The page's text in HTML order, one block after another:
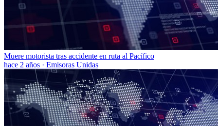
Muere motorista tras accidente en ruta al Pacífico
hace 2 años · Emisoras Unidas